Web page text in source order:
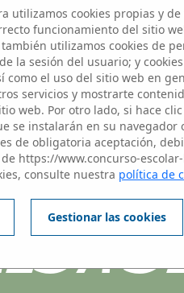
del
utilizamos cookies propias y
funcionamiento del sitio
utilizamos cookies de
la sesión del usuario; y
como el uso del sitio web en
servicios y mostrarte
web. Por otro lado, si hace
se instalarán en su navegador
de obligatoria aceptación,
https://www.concurso-
consulte nuestra política de
Gestionar las cookies